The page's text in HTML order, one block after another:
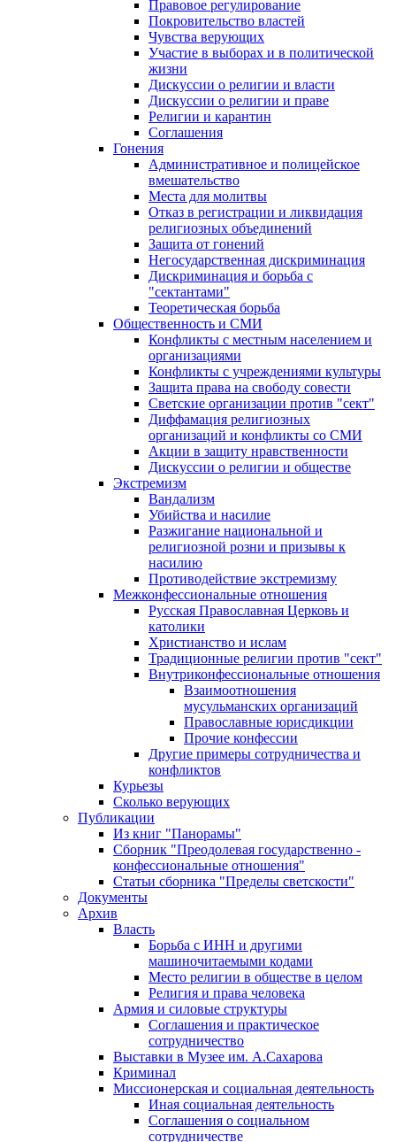
Правовое регулирование
Покровительство властей
Чувства верующих
Участие в выборах и в политической
жизни
Дискуссии о религии и власти
Дискуссии о религии и праве
Религии и карантин
Соглашения
Гонения
Административное и полицейское
вмешательство
Места для молитвы
Отказ в регистрации и ликвидация
религиозных объединений
Защита от гонений
Негосударственная дискриминация
Дискриминация и борьба с
"сектантами"
Теоретическая борьба
Общественность и СМИ
Конфликты с местным населением и
организациями
Конфликты с учреждениями культуры
Защита права на свободу совести
Светские организации против "сект"
Диффамация религиозных
организаций и конфликты со СМИ
Акции в защиту нравственности
Дискуссии о религии и обществе
Экстремизм
Вандализм
Убийства и насилие
Разжигание национальной и
религиозной розни и призывы к
насилию
Противодействие экстремизму
Межконфессиональные отношения
Русская Православная Церковь и
католики
Христианство и ислам
Традиционные религии против "сект"
Внутриконфессиональные отношения
Взаимоотношения
мусульманских организаций
Православные юрисдикции
Прочие конфессии
Другие примеры сотрудничества и
конфликтов
Курьезы
Сколько верующих
Публикации
Из книг "Панорамы"
Сборник "Преодолевая государственно -
конфессиональные отношения"
Статьи сборника "Пределы светскости"
Документы
Архив
Власть
Борьба с ИНН и другими
машиночитаемыми кодами
Место религии в обществе в целом
Религия и права человека
Армия и силовые структуры
Соглашения и практическое
сотрудничество
Выставки в Музее им. А.Сахарова
Криминал
Миссионерская и социальная деятельность
Иная социальная деятельность
Соглашения о социальном
сотрудничестве